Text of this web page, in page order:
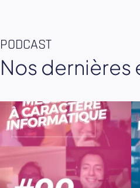
PODCAST
Nos dernières